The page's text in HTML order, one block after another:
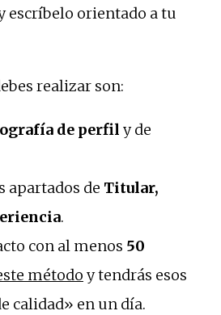
escríbelo orientado a tu
realizar son:
de perfil y de
apartados de Titular,
.
con al menos 50
método y tendrás esos
calidad» en un día.